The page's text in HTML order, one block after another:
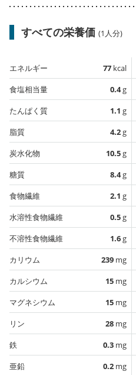
すべての栄養価 (1人分)
エネルギー 77 kcal
食塩相当量
0.4g
たんぱく質
1.1 g
脂質
4.2g
炭水化物
10.5g
糖質
8.4g
食物繊維
2.1 g
水溶性食物繊維
0.5g
不溶性食物繊維
1.6g
カリウム
239 mg
カルシウム
15 mg
マグネシウム
15 mg
リン
28 mg
鉄
0.3 mg
亜鉛
0.2 mg